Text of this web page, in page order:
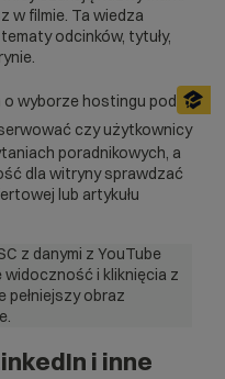
w filmie. Ta wiedza
odcinków, tytuły,
o wyborze hostingu pod
czy użytkownicy
poradnikowych, a
dla witryny sprawdzać
lub artykułu
z danymi z YouTube
i kliknięcia z
pełniejszy obraz
i inne